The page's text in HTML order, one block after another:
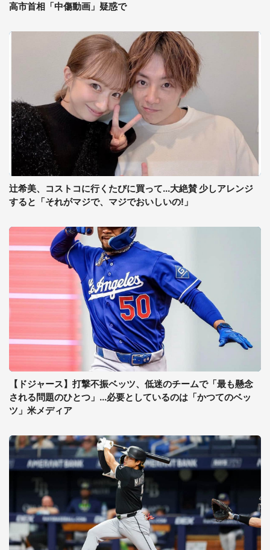
高市首相「中傷動画」疑惑で
辻希美、コストコに行くたびに買って...大絶賛 少しアレンジ
すると「それがマジで、マジでおいしいの!」
【ドジャース】打撃不振ベッツ、低迷のチームで「最も懸念
される問題のひとつ」...必要としているのは「かつてのベッ
ツ」米メディア